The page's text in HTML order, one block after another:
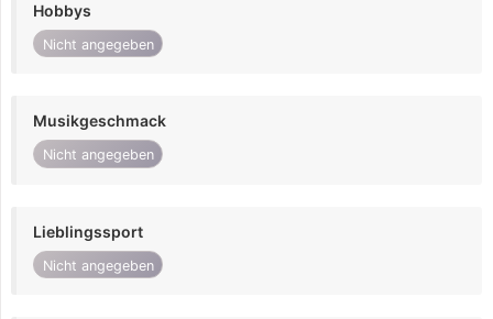
Hobbys
Nicht angegeben
Musikgeschmack
Nicht angegeben
Lieblingssport
Nicht angegeben